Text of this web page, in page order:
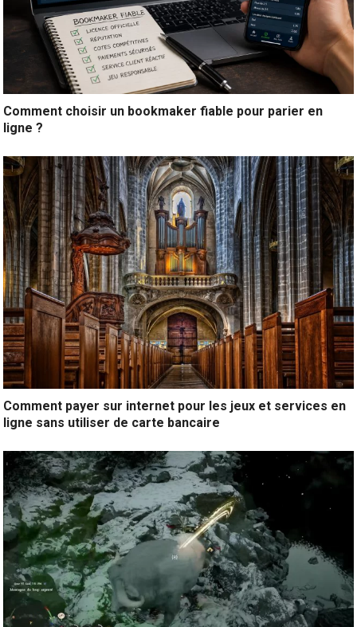
Comment choisir un bookmaker fiable pour parier en
ligne ?
Comment payer sur internet pour les jeux et services en
ligne sans utiliser de carte bancaire